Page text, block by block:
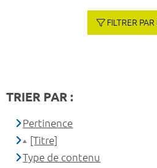
FILTRER
TRIER PAR :
Pertinence
[Titre]
Type de contenu